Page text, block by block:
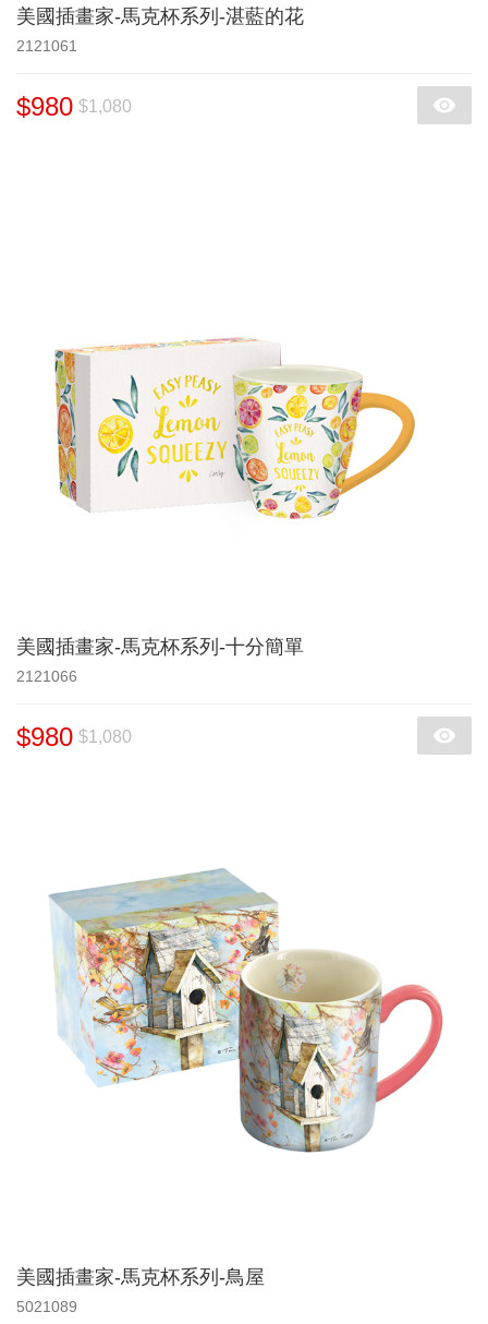
美國插畫家-馬克杯系列-湛藍的花
2121061
$980 $1,080
美國插畫家-馬克杯系列-十分簡單
2121066
$980 $1,080
美國插畫家-馬克杯系列-鳥屋
5021089